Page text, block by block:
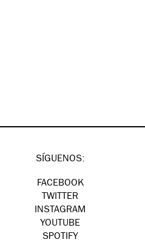
SÍGUENOS:
FACEBOOK
TWITTER
INSTAGRAM
YOUTUBE
SPOTIFY